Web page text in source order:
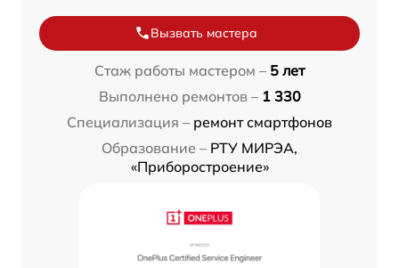
Вызвать мастера
Стаж работы мастером – 5 лет
Выполнено ремонтов – 1 330
Специализация – ремонт смартфонов
Образование – РТУ МИРЭА,
«Приборостроение»